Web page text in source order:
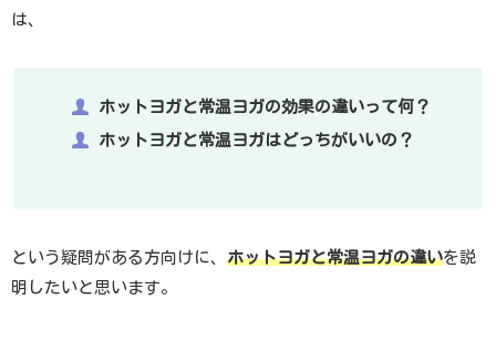
は、
ホットヨガと常温ヨガの効果の違いって何？
ホットヨガと常温ヨガはどっちがいいの？
という疑問がある方向けに、 ホットヨガと常温ヨガの違いを説
明したいと思います。